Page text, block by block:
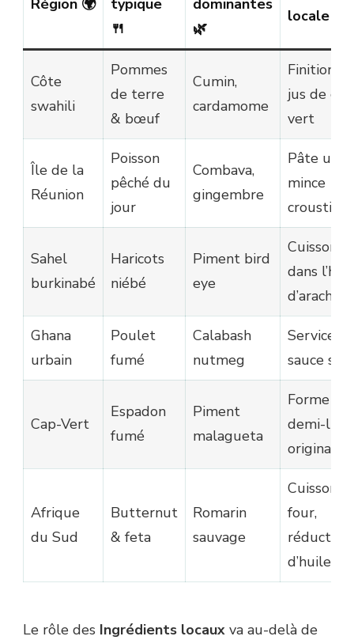
🍴
🌿
locale ✨
Côte
swahili
Pommes
de terre
& bœuf
Cumin,
cardamome
Finition au
jus de
vert
Île de la
Réunion
Poisson
pêché du
jour
Combava,
gingembre
Pâte ultra
mince
Sahel
burkinabé
Haricots
niébé
Piment bird
eye
Cuisson
dans
d’arachide
Ghana
urbain
Poulet
fumé
Calabash
nutmeg
Service
sauce
Cap-Vert
Espadon
fumé
Piment
malagueta
Forme
demi-lune
originale
Afrique
du Sud
Butternut
& feta
Romarin
sauvage
Cuisson
four,
réduction
d’huile
Le rôle des Ingrédients locaux va au-delà de